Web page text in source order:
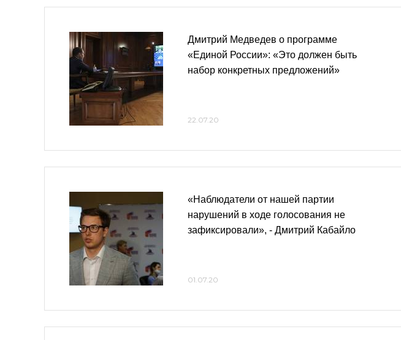
Дмитрий Медведев о программе
«Единой России»: «Это должен быть
набор конкретных предложений»
22.07.20
«Наблюдатели от нашей партии
нарушений в ходе голосования не
зафиксировали», - Дмитрий Кабайло
01.07.20